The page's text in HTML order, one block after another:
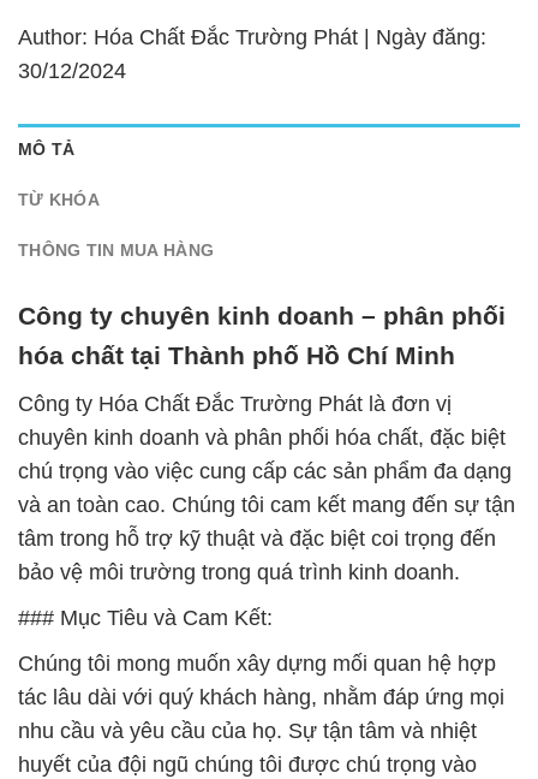
Author: Hóa Chất Đắc Trường Phát | Ngày đăng:
30/12/2024
MÔ TẢ
TỪ KHÓA
THÔNG TIN MUA HÀNG
Công ty chuyên kinh doanh – phân phối
hóa chất tại Thành phố Hồ Chí Minh
Công ty Hóa Chất Đắc Trường Phát là đơn vị
chuyên kinh doanh và phân phối hóa chất, đặc biệt
chú trọng vào việc cung cấp các sản phẩm đa dạng
và an toàn cao. Chúng tôi cam kết mang đến sự tận
tâm trong hỗ trợ kỹ thuật và đặc biệt coi trọng đến
bảo vệ môi trường trong quá trình kinh doanh.
### Mục Tiêu và Cam Kết:
Chúng tôi mong muốn xây dựng mối quan hệ hợp
tác lâu dài với quý khách hàng, nhằm đáp ứng mọi
nhu cầu và yêu cầu của họ. Sự tận tâm và nhiệt
huyết của đội ngũ chúng tôi được chú trọng vào